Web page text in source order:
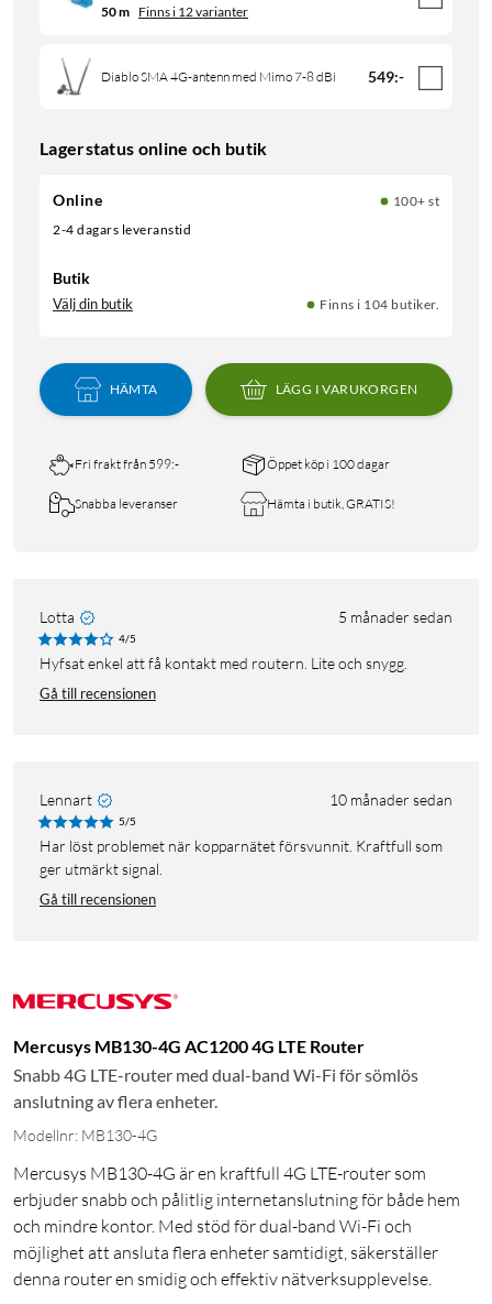
50 m Finns i 12 varianter
Diablo SMA 4G-antenn med Mimo 7-8 dBi 549:-
Lagerstatus online och butik
Online
100+ st
2-4 dagars leveranstid
Butik
Välj din butik Finns i 104 butiker.
HÄMTA LÄGG I VARUKORGEN
Fri frakt från 599:- Öppet köp i 100 dagar
Snabba leveranser Hämta i butik, GRATIS!
Lotta 5 månader sedan
4/5
Hyfsat enkel att få kontakt med routern. Lite och snygg.
Gå till recensionen
Lennart 10 månader sedan
5/5
Har löst problemet när kopparnätet försvunnit. Kraftfull som
ger utmärkt signal.
Gå till recensionen
Mercusys MB130-4G AC1200 4G LTE Router
Snabb 4G LTE-router med dual-band Wi-Fi för sömlös
anslutning av flera enheter.
Modellnr: MB130-4G
Mercusys MB130-4G är en kraftfull 4G LTE-router som
erbjuder snabb och pålitlig internetanslutning för både hem
och mindre kontor. Med stöd för dual-band Wi-Fi och
möjlighet att ansluta flera enheter samtidigt, säkerställer
denna router en smidig och effektiv nätverksupplevelse.